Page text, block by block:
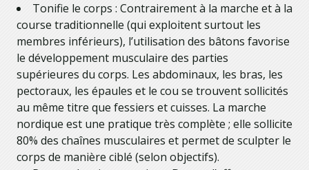
Tonifie le corps : Contrairement à la marche et à la
course traditionnelle (qui exploitent surtout les
membres inférieurs), l’utilisation des bâtons favorise
le développement musculaire des parties
supérieures du corps. Les abdominaux, les bras, les
pectoraux, les épaules et le cou se trouvent sollicités
au même titre que fessiers et cuisses. La marche
nordique est une pratique très complète ; elle sollicite
80% des chaînes musculaires et permet de sculpter le
corps de manière ciblé (selon objectifs).